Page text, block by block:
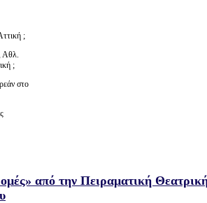
;
Αθλ.
;
στο
από την Πειραματική